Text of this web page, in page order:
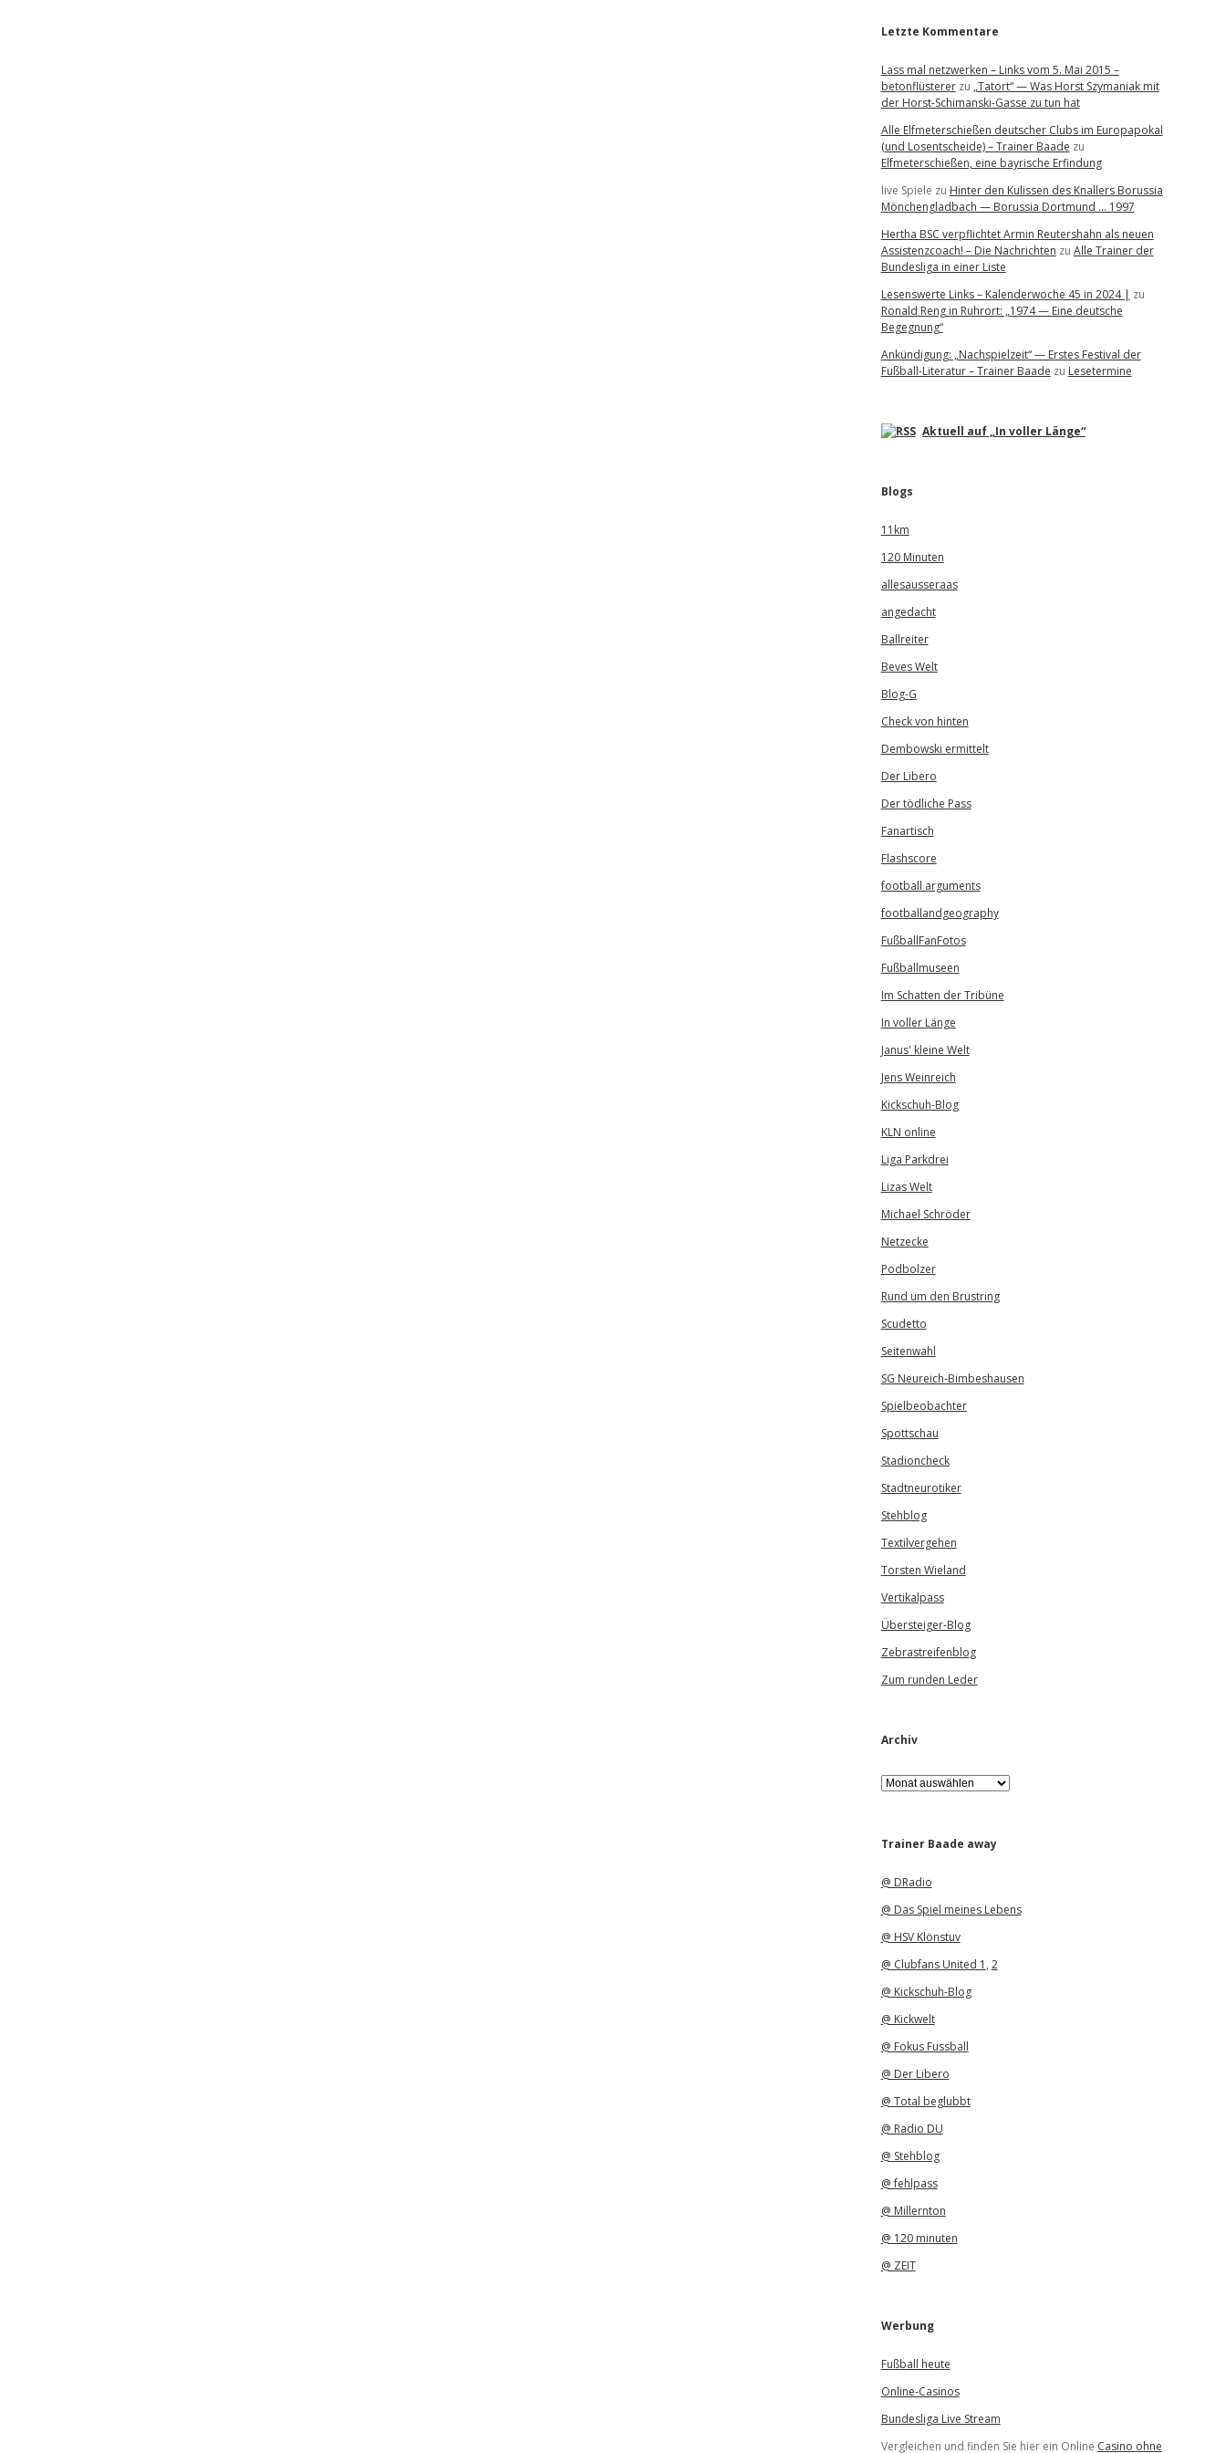
Letzte Kommentare
Lass mal netzwerken – Links vom 5. Mai 2015 –
betonflüstererzu „Tatort“ — Was Horst Szymaniak mit
der Horst-Schimanski-Gasse zu tun hat
Alle Elfmeterschießen deutscher Clubs im Europapokal
(und Losentscheide) – Trainer Baade zu
Elfmeterschießen, eine bayrische Erfindung
live Spiele zu Hinter den Kulissen des Knallers Borussia
Mönchengladbach — Borussia Dortmund … 1997
Hertha BSC verpflichtet Armin Reutershahn als neuen
Assistenzcoach! – Die Nachrichten zu Alle Trainer der
Bundesliga in einer Liste
Lesenswerte Links – Kalenderwoche 45 in 2024 | zu
Ronald Reng in Ruhrort: „1974 — Eine deutsche
Begegnung“
Ankündigung: „Nachspielzeit“ — Erstes Festival der
Fußball-Literatur – Trainer Baade zu Lesetermine
Aktuell auf „In voller Länge“
Blogs
11km
120 Minuten
allesausseraas
angedacht
Ballreiter
Beves Welt
Blog-G
Check von hinten
Dembowski ermittelt
Der Libero
Der tödliche Pass
Fanartisch
Flashscore
football arguments
footballandgeography
FußballFanFotos
Fußballmuseen
Im Schatten der Tribüne
In voller Länge
Janus' kleine Welt
Jens Weinreich
Kickschuh-Blog
KLN online
Liga Parkdrei
Lizas Welt
Michael Schröder
Netzecke
Podbolzer
Rund um den Brustring
Scudetto
Seitenwahl
SG Neureich-Bimbeshausen
Spielbeobachter
Spottschau
Stadioncheck
Stadtneurotiker
Stehblog
Textilvergehen
Torsten Wieland
Vertikalpass
Übersteiger-Blog
Zebrastreifenblog
Zum runden Leder
Archiv
A
r
iTrainer Baade away
@ DRadio
@ Das Spiel meines Lebens
@ HSV Klönstuv
@ Clubfans United 1 , 2
@ Kickschuh-Blog
@ Kickwelt
@ Fokus Fussball
@ Der Libero
@ Total beglubbt
@ Radio DU
@ Stehblog
@ fehlpass
@ Millernton
@ 120 minuten
@ ZEIT
Werbung
Fußball heute
Online-Casinos
Bundesliga Live Stream
Vergleichen und finden Sie hier ein Online Casino ohne